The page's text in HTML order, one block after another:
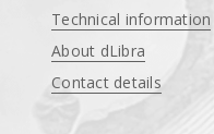
Technical information
About dLibra
Contact details